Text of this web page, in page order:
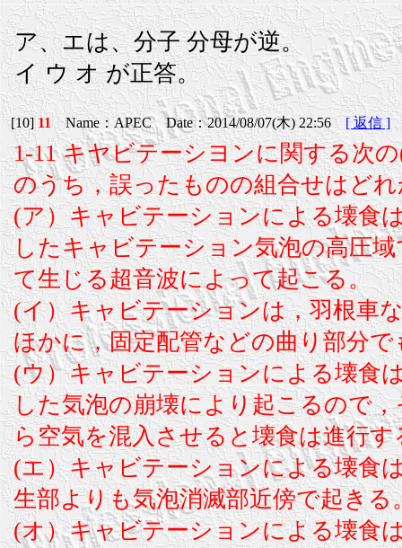
ア、エは、分子 分母が逆。
イ ウ オ が正答。
[10]11Name：APEC Date：2014/08/07(木) 22:56 [ 返信 ]
1-11 キヤビテーシヨンに関する次
のうち，誤ったものの組合せはど
(ア）キャビテーションによる壊食
したキャビテーション気泡の高圧
て生じる超音波によって起こる。
(イ）キャビテーションは，羽根車
ほかに，固定配管などの曲り部分で
(ウ）キャビテーションによる壊食
した気泡の崩壊により起こるので
ら空気を混入させると壊食は進行す
(エ）キャビテーションによる壊食
生部よりも気泡消滅部近傍で起きる
(オ）キャビテーションによる壊食